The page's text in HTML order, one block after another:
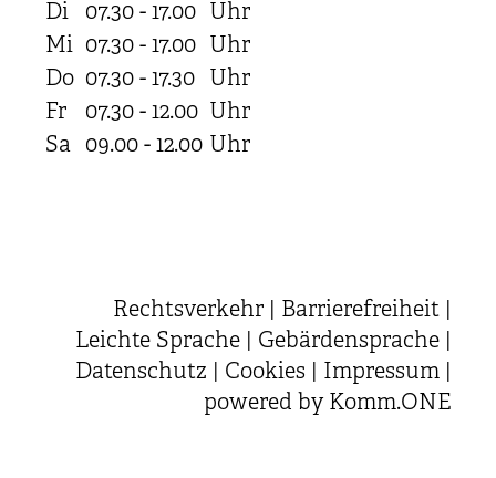
Di
07.30 - 17.00 Uhr
Mi 07.30 - 17.00 Uhr
Do 07.30 - 17.30 Uhr
Fr
07.30 - 12.00 Uhr
Sa 09.00 - 12.00 Uhr
Rechtsverkehr Barrierefreiheit
Leichte Sprache
Gebärdensprache
Datenschutz
Cookies Impressum
powered by Komm.ONE